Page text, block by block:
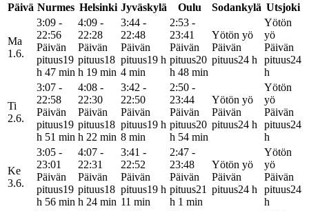
Päivä Nurmes Helsinki Jyväskylä Oulu Sodankylä Utsjoki
Ma
1.6.
3:09 -
22:56
Päivän
pituus19
h 47 min
4:09 -
22:28
Päivän
pituus18
h 19 min
3:44 -
22:48
Päivän
pituus19 h
4 min
2:53 -
23:41
Päivän
pituus20
h 48 min
Yötön yö
Päivän
pituus24 h
Yötön
yö
Päivän
pituus24
h
Ti
2.6.
3:07 -
22:58
Päivän
pituus19
h 51 min
4:08 -
22:30
Päivän
pituus18
h 22 min
3:42 -
22:50
Päivän
pituus19 h
8 min
2:50 -
23:44
Päivän
pituus20
h 54 min
Yötön yö
Päivän
pituus24 h
Yötön
yö
Päivän
pituus24
h
Ke
3.6.
3:05 -
23:01
Päivän
pituus19
h 56 min
4:07 -
22:31
Päivän
pituus18
h 24 min
3:41 -
22:52
Päivän
pituus19 h
11 min
2:47 -
23:48
Päivän
pituus21
h 1 min
Yötön yö
Päivän
pituus24 h
Yötön
yö
Päivän
pituus24
h